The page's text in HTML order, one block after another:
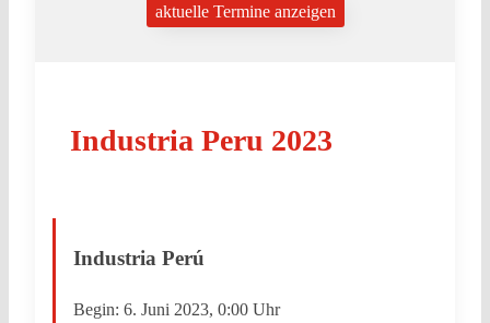
Industria Peru 2023
Industria Perú
Begin: 6. Juni 2023, 0:00 Uhr
aktuelle Termine anzeigen